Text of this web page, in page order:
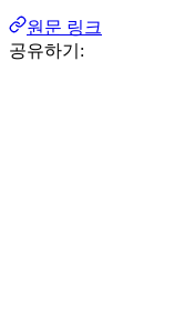
원문 링크
공유하기: